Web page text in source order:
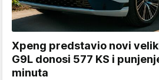
Xpeng predstavio novi
G9L donosi 577 KS i
minuta